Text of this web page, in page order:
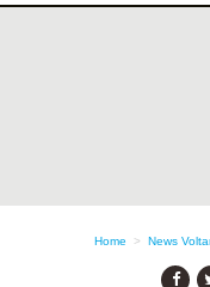
Home > News